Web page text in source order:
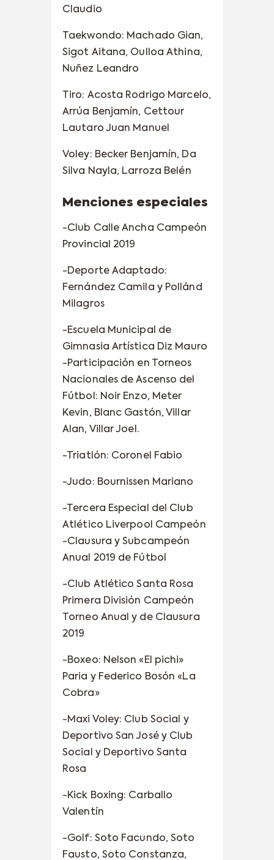
Claudio
Taekwondo: Machado Gian,
Sigot Aitana, Oulloa Athina,
Nuñez Leandro
Tiro: Acosta Rodrigo Marcelo,
Arrúa Benjamín, Cettour
Lautaro Juan Manuel
Voley: Becker Benjamín, Da
Silva Nayla, Larroza Belén
Menciones especiales
-Club Calle Ancha Campeón
Provincial 2019
-Deporte Adaptado:
Fernández Camila y Pollánd
Milagros
-Escuela Municipal de
Gimnasia Artística Diz Mauro
-Participación en Torneos
Nacionales de Ascenso del
Fútbol: Noir Enzo, Meter
Kevin, Blanc Gastón, Villar
Alan, Villar Joel.
-Triatlón: Coronel Fabio
-Judo: Bournissen Mariano
-Tercera Especial del Club
Atlético Liverpool Campeón
-Clausura y Subcampeón
Anual 2019 de Fútbol
-Club Atlético Santa Rosa
Primera División Campeón
Torneo Anual y de Clausura
2019
-Boxeo: Nelson «El pichi»
Paria y Federico Bosón «La
Cobra»
-Maxi Voley: Club Social y
Deportivo San José y Club
Social y Deportivo Santa
Rosa
-Kick Boxing: Carballo
Valentín
-Golf: Soto Facundo, Soto
Fausto, Soto Constanza,